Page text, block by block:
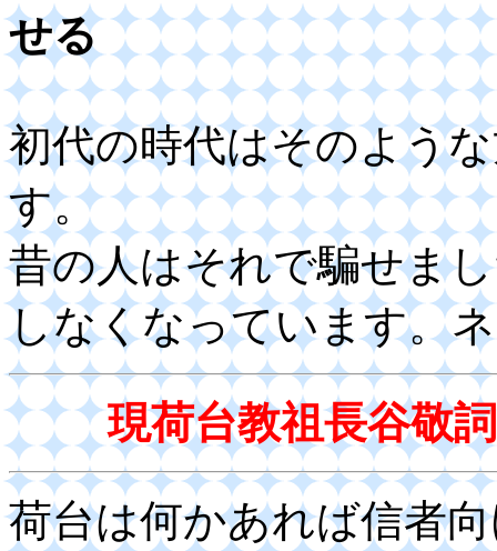
せる
初代の時代はそのよう
す。
昔の人はそれで騙せま
しなくなっています。
現荷台教祖長谷敬
荷台は何かあれば信者